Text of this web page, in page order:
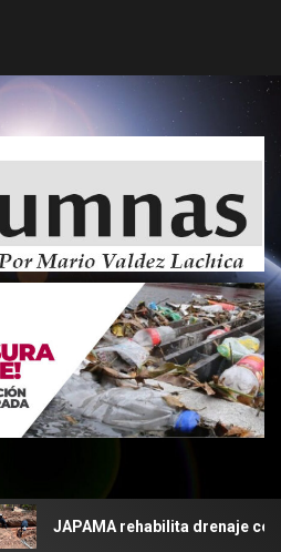
JAPAMA rehabilita drenaje